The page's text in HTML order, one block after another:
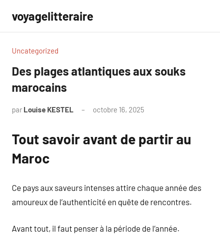
contenu
voyagelitteraire
Uncategorized
Des plages atlantiques aux souks
marocains
par Louise KESTEL octobre 16, 2025
Tout savoir avant de partir au
Maroc
Ce pays aux saveurs intenses attire chaque année des
amoureux de l’authenticité en quête de rencontres.
Avant tout, il faut penser à la période de l’année.